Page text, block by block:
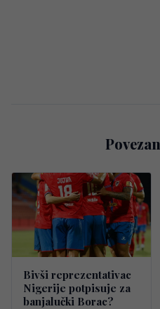
Bivši reprezentativac
Nigerije potpisuje za
banjalučki Borac?